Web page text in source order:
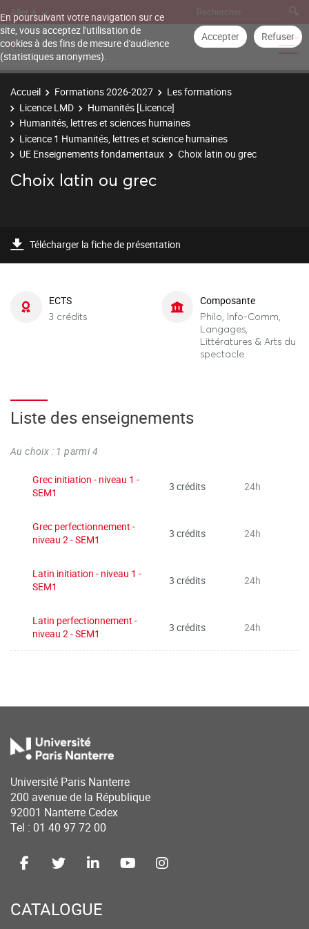
En poursuivant votre navigation sur ce
site, vous acceptez l'utilisation de
cookies à des fins de mesure d'audience
(statistiques anonymes).
Accepter Refuser
Aller à
Accueil Formations 2026-2027
Les formations
Licence LMD
Humanités [Licence]
Humanités, lettres et sciences humaines
Licence 1 Humanités, lettres et science humaines
UE Enseignements fondamentaux
Choix latin ou grec
Choix latin ou grec
Télécharger la fiche de présentation
ECTS
3 crédits
Composante
Philo, Info-Comm,
Langages,
Littératures & Arts du
spectacle
Liste des enseignements
Au choix : 1 parmi 4
Grec initiation - niveau 1 -
SEM1
3 crédits 24h
Grec perfectionnement -
niveau 2 - SEM1
3 crédits 24h
Latin initiation - niveau 1 -
SEM1
3 crédits 24h
Latin perfectionnement -
niveau 2 - SEM1
3 crédits 24h
Université Paris Nanterre
200 avenue de la République
92001 Nanterre Cedex
Tel : 01 40 97 72 00
CATALOGUE